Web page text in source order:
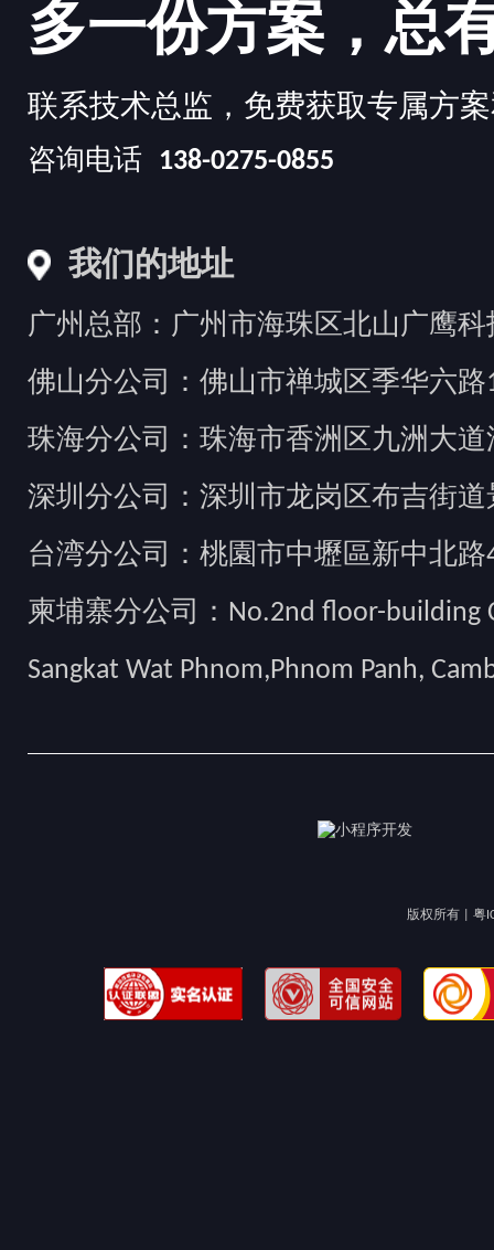
多一份方案，总
联系技术总监，免费获取专属方
咨询电话 138-0275-0855
我们的地址
广州总部：广州市海珠区北山广鹰科
佛山分公司：佛山市禅城区季华六路
珠海分公司：珠海市香洲区九洲大道
深圳分公司：深圳市龙岗区布吉街
台湾分公司：桃園市中壢區新中北路
柬埔寨分公司：No.2nd floor-building
Sangkat Wat Phnom,Phnom Panh,
版权所有 | 粤